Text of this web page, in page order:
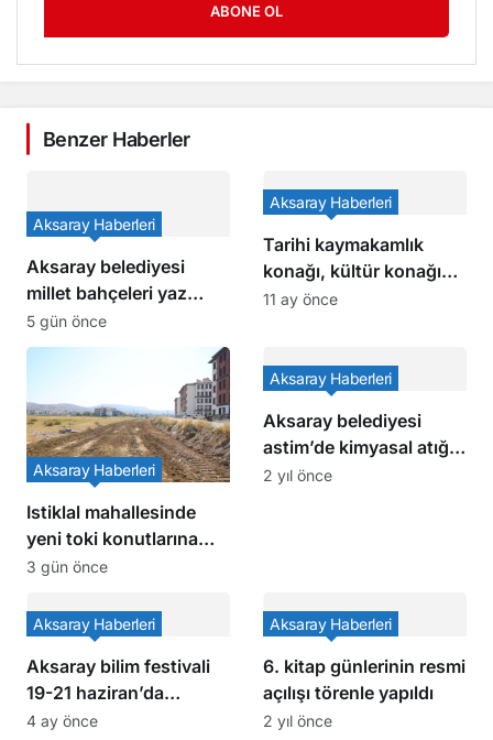
ABONE OL
Benzer Haberler
Aksaray belediyesi
millet bahçeleri yaz
aylarının vazgeçilmezi
olmaya devam ediyor
Aksaray Haberleri
5 gün önce
Tarihi kaymakamlık
konağı, kültür konağına
dönüştürülüyor
Aksaray Haberleri
11 ay önce
Istiklal mahallesinde
yeni toki konutlarına
ulaşımı kolaylaştıracak
Aksaray Haberleri
3 gün önce
Aksaray belediyesi
astim’de kimyasal atığa
ve çevre kirliliğine geçit
Aksaray Haberleri
2 yıl önce
Aksaray bilim festivali
19-21 haziran’da
kapılarını açıyor
Aksaray Haberleri
4 ay önce
6. kitap günlerinin resmi
açılışı törenle yapıldı
Aksaray Haberleri
2 yıl önce